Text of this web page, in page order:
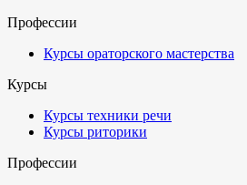
Профессии
Курсы ораторского мастерства
Курсы
Курсы техники речи
Курсы риторики
Профессии